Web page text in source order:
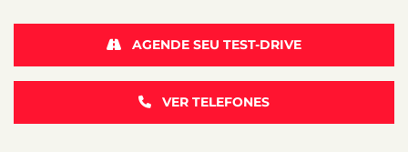
VER TELEFONES
AGENDE SEU TEST-DRIVE